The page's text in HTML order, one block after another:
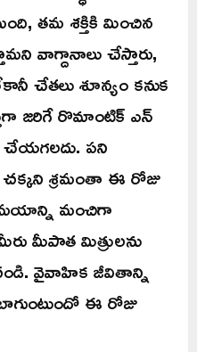
తమ శక్తికి మించిన
వాగ్దానాలు చేస్తారు,
చేతలు శూన్యం కనుక
జరిగే రొమాంటిక్ ఎన్
చేయగలదు. పని
శ్రమంతా ఈ రోజు
మంచిగా
మీపాత మిత్రులను
వైవాహిక జీవితాన్ని
ఈ రోజు